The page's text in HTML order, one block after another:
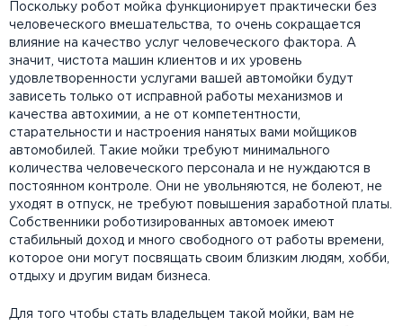
Поскольку робот мойка функционирует практически без
человеческого вмешательства, то очень сокращается
влияние на качество услуг человеческого фактора. А
значит, чистота машин клиентов и их уровень
удовлетворенности услугами вашей автомойки будут
зависеть только от исправной работы механизмов и
качества автохимии, а не от компетентности,
старательности и настроения нанятых вами мойщиков
автомобилей. Такие мойки требуют минимального
количества человеческого персонала и не нуждаются в
постоянном контроле. Они не увольняются, не болеют, не
уходят в отпуск, не требуют повышения заработной платы.
Собственники роботизированных автомоек имеют
стабильный доход и много свободного от работы времени,
которое они могут посвящать своим близким людям, хобби,
отдыху и другим видам бизнеса.
Для того чтобы стать владельцем такой мойки, вам не